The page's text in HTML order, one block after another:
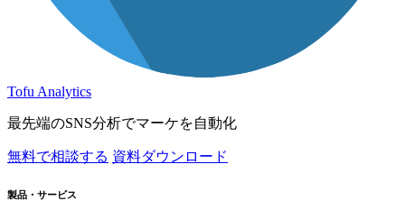
Tofu Analytics
最先端のSNS分析でマーケを自動化
無料で相談する 資料ダウンロード
製品・サービス